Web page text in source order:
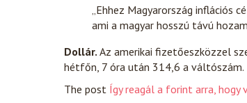
„Ehhez Magyarország inflációs
ami a magyar hosszú távú
Dollár. Az amerikai fizetőeszközzel
hétfőn, 7 óra után 314,6 a váltószám.
The post Így reagál a forint arra, hogy